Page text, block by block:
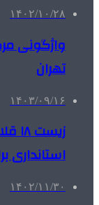
۱۴۰۲/۱۰/۲۸
واژگونی
تهران
۱۴۰۳/۰۹/۱۶
استانداری
۱۴۰۲/۱۱/۳۰